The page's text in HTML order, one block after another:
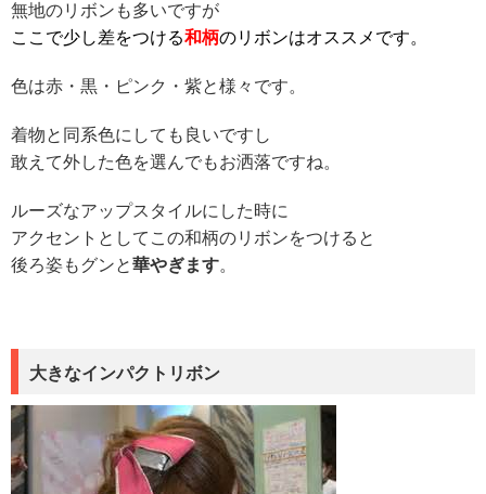
無地のリボンも多いですが
ここで少し差をつける和柄のリボンはオススメです。
色は赤・黒・ピンク・紫と様々です。
着物と同系色にしても良いですし
敢えて外した色を選んでもお洒落ですね。
ルーズなアップスタイルにした時に
アクセントとしてこの和柄のリボンをつけると
後ろ姿もグンと華やぎます。
大きなインパクトリボン